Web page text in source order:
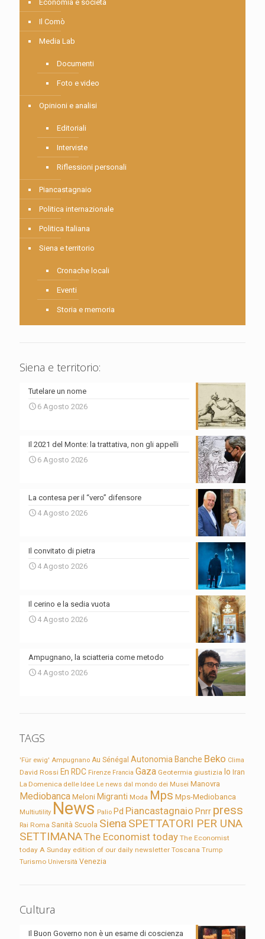
Economia e società
Il Comò
Media Lab
Documenti
Foto e video
Opinioni e analisi
Editoriali
Interviste
Riflessioni personali
Piancastagnaio
Politica internazionale
Politica Italiana
Siena e territorio
Cronache locali
Eventi
Storia e memoria
Siena e territorio:
Tutelare un nome
6 Agosto 2026
Il 2021 del Monte: la trattativa, non gli appelli
6 Agosto 2026
La contesa per il “vero” difensore
4 Agosto 2026
Il convitato di pietra
4 Agosto 2026
Il cerino e la sedia vuota
4 Agosto 2026
Ampugnano, la sciatteria come metodo
4 Agosto 2026
TAGS
'Für ewig' Ampugnano Au Sénégal Autonomia Banche Beko Clima
David Rossi En RDC Firenze Francia Gaza Geotermia giustizia Io Iran
La Domenica delle Idee Le news dal mondo dei Musei Manovra
Mediobanca Meloni Migranti Moda Mps Mps-Mediobanca
Multiutility News Palio Pd Piancastagnaio Pnrr press
Rai Roma Sanità Scuola Siena SPETTATORI PER UNA
SETTIMANAThe Economist today The Economist
today A Sunday edition of our daily newsletter Toscana Trump
Turismo Università Venezia
Cultura
Il Buon Governo non è un esame di coscienza